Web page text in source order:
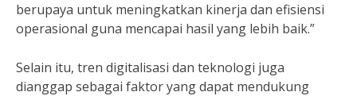
berupaya untuk meningkatkan kinerja dan efisiensi
operasional guna mencapai hasil yang lebih baik.”
Selain itu, tren digitalisasi dan teknologi juga
dianggap sebagai faktor yang dapat mendukung